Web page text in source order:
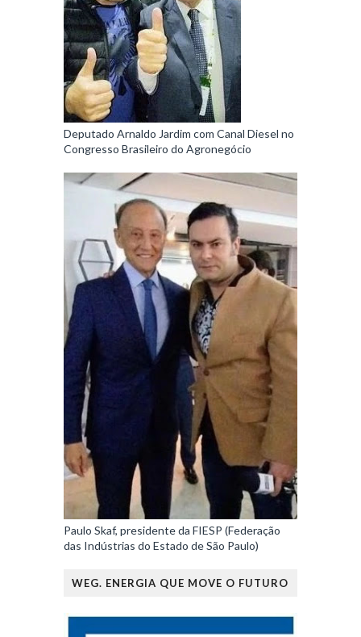
Deputado Arnaldo Jardim com Canal Diesel no
Congresso Brasileiro do Agronegócio
Paulo Skaf, presidente da FIESP (Federação
das Indústrias do Estado de São Paulo)
WEG. ENERGIA QUE MOVE O FUTURO